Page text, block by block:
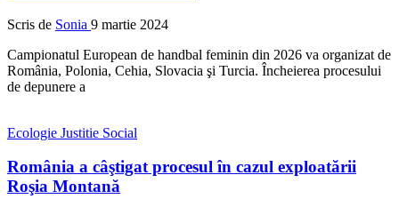
Scris de Sonia 9 martie 2024
Campionatul European de handbal feminin din 2026 va organizat de
România, Polonia, Cehia, Slovacia şi Turcia. Încheierea procesului
de depunere a
Ecologie Justitie Social
România a câştigat procesul în cazul exploatării
Roşia Montană